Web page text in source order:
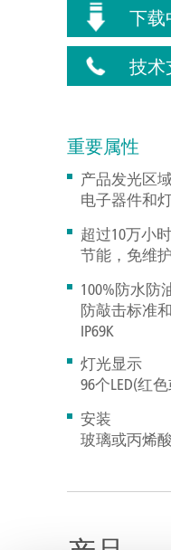
下载
技术
重要属性
产品发光区
电子器件和
超过10万小
节能，免维
100%防水防
防敲击标准
IP69K
灯光显示
96个LED(红
安装
玻璃或丙烯